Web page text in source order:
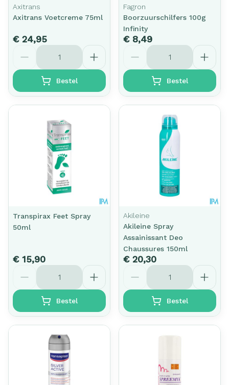
Axitrans
Axitrans Voetcreme 75ml
€ 24,95
Aantal
Bestel
Fagron
Boorzuurschilfers 100g
Infinity
€ 8,49
Aantal
Bestel
Transpirax Feet Spray
50ml
€ 15,90
Aantal
Bestel
Akileine
Akileine Spray
Assainissant Deo
Chaussures 150ml
€ 20,30
Aantal
Bestel